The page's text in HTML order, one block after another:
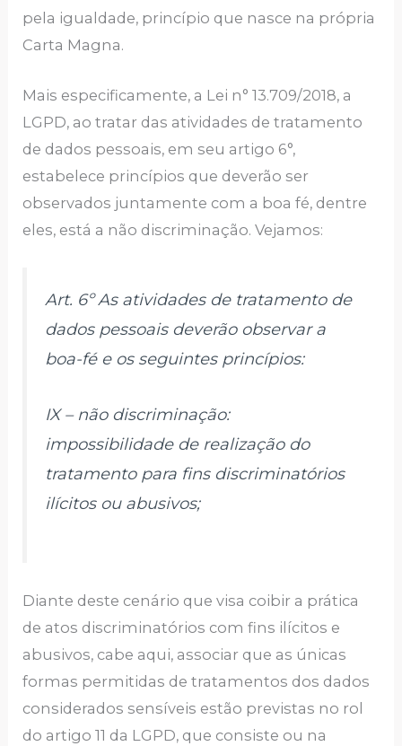
pela igualdade, princípio que nasce na própria
Carta Magna.
Mais especificamente, a Lei n° 13.709/2018, a
LGPD, ao tratar das atividades de tratamento
de dados pessoais, em seu artigo 6°,
estabelece princípios que deverão ser
observados juntamente com a boa fé, dentre
eles, está a não discriminação. Vejamos:
Art. 6º As atividades de tratamento de
dados pessoais deverão observar a
boa-fé e os seguintes princípios:
IX – não discriminação:
impossibilidade de realização do
tratamento para fins discriminatórios
ilícitos ou abusivos;
Diante deste cenário que visa coibir a prática
de atos discriminatórios com fins ilícitos e
abusivos, cabe aqui, associar que as únicas
formas permitidas de tratamentos dos dados
considerados sensíveis estão previstas no rol
do artigo 11 da LGPD, que consiste ou na